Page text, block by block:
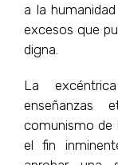
a la
excesos que
digna.
La
enseñanzas
comunismo de
el fin